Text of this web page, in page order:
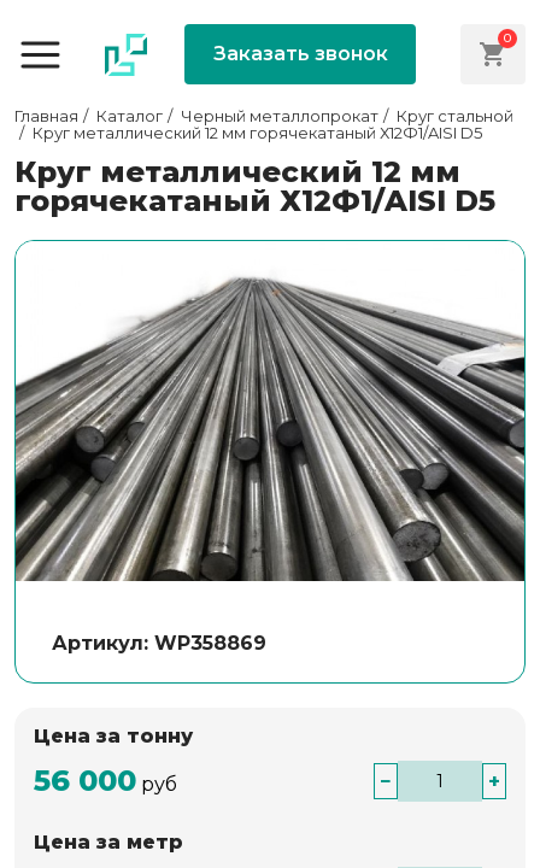
Заказать звонок
0
Главная Каталог Черный металлопрокат
Круг стальной
Круг металлический 12 мм горячекатаный Х12Ф1/AISI D5
Круг металлический 12 мм
горячекатаный Х12Ф1/AISI D5
Артикул: WP358869
Цена за тонну
56 000 руб − +
Цена за метр